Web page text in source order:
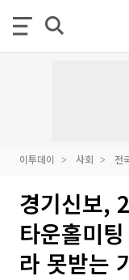
이투데이 사회 전
경기신보,
타운홀미
라 못받는